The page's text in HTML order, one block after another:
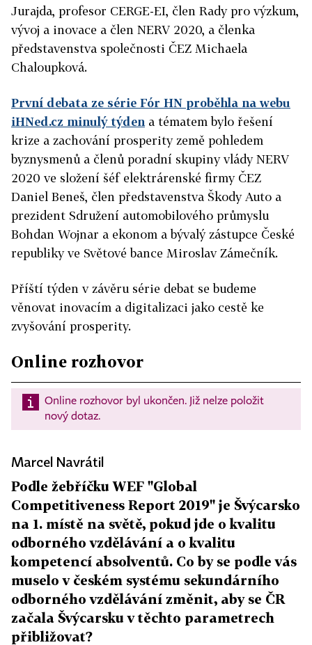
Jurajda, profesor CERGE-EI, člen Rady pro výzkum,
vývoj a inovace a člen NERV 2020, a členka
představenstva společnosti ČEZ Michaela
Chaloupková.
První debata ze série Fór HN proběhla na webu
iHNed.cz minulý týden a tématem bylo řešení
krize a zachování prosperity země pohledem
byznysmenů a členů poradní skupiny vlády NERV
2020 ve složení šéf elektrárenské firmy ČEZ
Daniel Beneš, člen představenstva Škody Auto a
prezident Sdružení automobilového průmyslu
Bohdan Wojnar a ekonom a bývalý zástupce České
republiky ve Světové bance Miroslav Zámečník.
Příští týden v závěru série debat se budeme
věnovat inovacím a digitalizaci jako cestě ke
zvyšování prosperity.
Online rozhovor
Online rozhovor byl ukončen. Již nelze položit
nový dotaz.
Marcel Navrátil
Podle žebříčku WEF "Global
Competitiveness Report 2019" je Švýcarsko
na 1. místě na světě, pokud jde o kvalitu
odborného vzdělávání a o kvalitu
kompetencí absolventů. Co by se podle vás
muselo v českém systému sekundárního
odborného vzdělávání změnit, aby se ČR
začala Švýcarsku v těchto parametrech
přibližovat?